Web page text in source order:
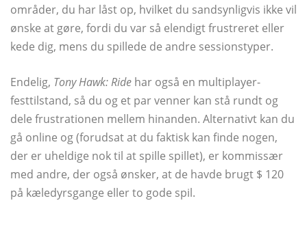
områder, du har låst op, hvilket du sandsynligvis ikke vil
ønske at gøre, fordi du var så elendigt frustreret eller
kede dig, mens du spillede de andre sessionstyper.
Endelig, Tony Hawk: Ride har også en multiplayer-
festtilstand, så du og et par venner kan stå rundt og
dele frustrationen mellem hinanden. Alternativt kan du
gå online og (forudsat at du faktisk kan finde nogen,
der er uheldige nok til at spille spillet), er kommissær
med andre, der også ønsker, at de havde brugt $ 120
på kæledyrsgange eller to gode spil.